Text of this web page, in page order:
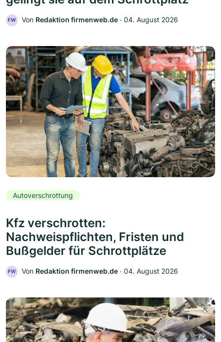
FW Von Redaktion firmenweb.de ‧ 04. August 2026
Autoverschrottung
Kfz verschrotten:
Nachweispflichten, Fristen und
Bußgelder für Schrottplätze
FW Von Redaktion firmenweb.de ‧ 04. August 2026